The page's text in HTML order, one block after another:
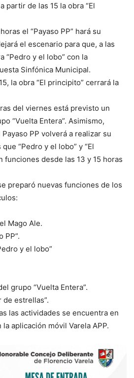
partir de las 15 la obra “El
el “Payaso PP” hará su
el escenario para que, a las
“Pedro y el lobo” con la
Sinfónica Municipal.
la obra “El principito” cerrará la
del viernes está previsto un
“Vuelta Entera”. Asimismo,
PP volverá a realizar su
“Pedro y el lobo” y “El
funciones desde las 13 y 15 horas
preparó nuevas funciones de los
Mago Ale.
PP”.
y el lobo”
grupo “Vuelta Entera”.
de estrellas”.
las actividades se encuentra en
aplicación móvil Varela APP.